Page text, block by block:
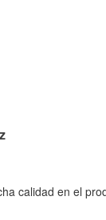
calidad en el